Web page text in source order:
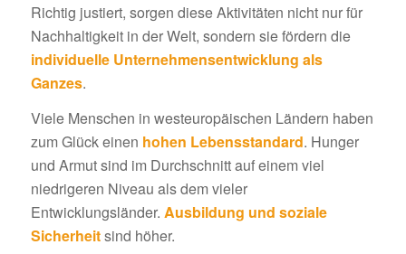
Richtig justiert, sorgen diese Aktivitäten nicht nur für
Nachhaltigkeit in der Welt, sondern sie fördern die
individuelle Unternehmensentwicklung als
Ganzes.
Viele Menschen in westeuropäischen Ländern haben
zum Glück einen hohen Lebensstandard. Hunger
und Armut sind im Durchschnitt auf einem viel
niedrigeren Niveau als dem vieler
Entwicklungsländer. Ausbildung und soziale
Sicherheitsind höher.